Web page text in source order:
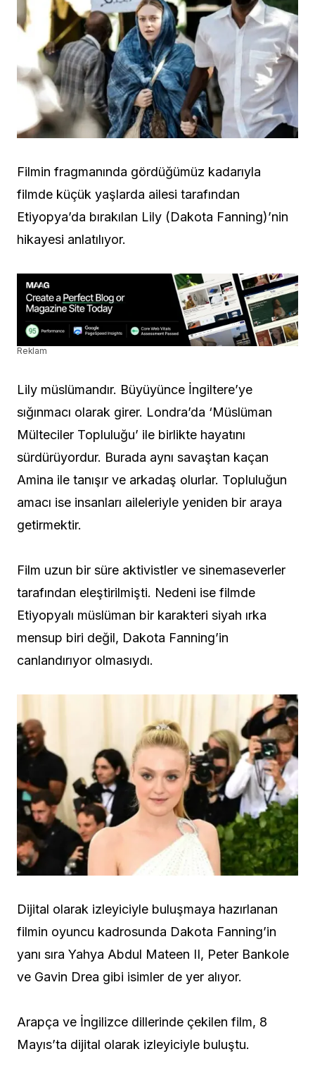
Filmin fragmanında gördüğümüz kadarıyla
filmde küçük yaşlarda ailesi tarafından
Etiyopya’da bırakılan Lily (Dakota Fanning)’nin
hikayesi anlatılıyor.
Reklam
Lily müslümandır. Büyüyünce İngiltere’ye
sığınmacı olarak girer. Londra’da ‘Müslüman
Mülteciler Topluluğu’ ile birlikte hayatını
sürdürüyordur. Burada aynı savaştan kaçan
Amina ile tanışır ve arkadaş olurlar. Topluluğun
amacı ise insanları aileleriyle yeniden bir araya
getirmektir.
Film uzun bir süre aktivistler ve sinemaseverler
tarafından eleştirilmişti. Nedeni ise filmde
Etiyopyalı müslüman bir karakteri siyah ırka
mensup biri değil, Dakota Fanning’in
canlandırıyor olmasıydı.
Dijital olarak izleyiciyle buluşmaya hazırlanan
filmin oyuncu kadrosunda Dakota Fanning’in
yanı sıra Yahya Abdul Mateen II, Peter Bankole
ve Gavin Drea gibi isimler de yer alıyor.
Arapça ve İngilizce dillerinde çekilen film, 8
Mayıs’ta dijital olarak izleyiciyle buluştu.